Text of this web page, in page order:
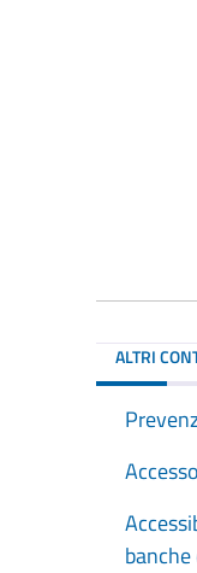
ALTRI